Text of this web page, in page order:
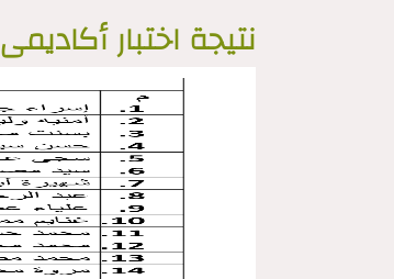
نتيجة اختبار أكاديمى 14/1/2026